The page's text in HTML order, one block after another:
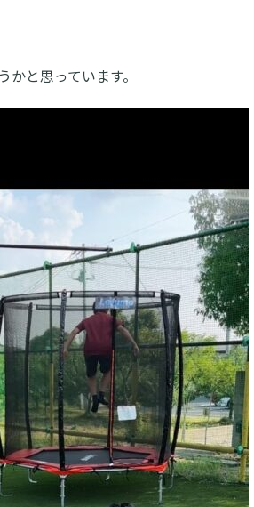
と思っています。